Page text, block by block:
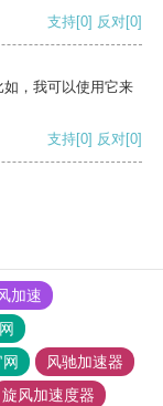
支持[0] 反对[0]
，我可以使用它来
支持[0] 反对[0]
加速
风驰加速器
旋风加速度器